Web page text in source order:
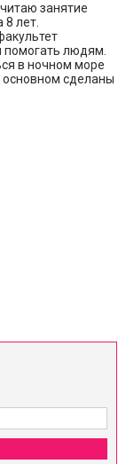
занятие
8 лет.
помогать людям.
в ночном море
сделаны